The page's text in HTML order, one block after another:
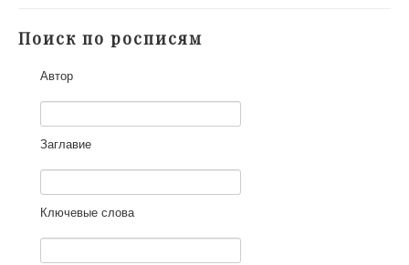
Участники
Научная работа
Как работать с сайтом
Контакты
Поиск по росписям
Автор
Заглавие
Ключевые слова